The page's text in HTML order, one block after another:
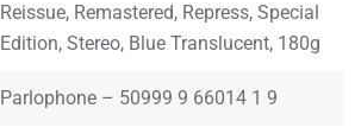
Reissue, Remastered, Repress, Special
Edition, Stereo, Blue Translucent, 180g
Parlophone – 50999 9 66014 1 9